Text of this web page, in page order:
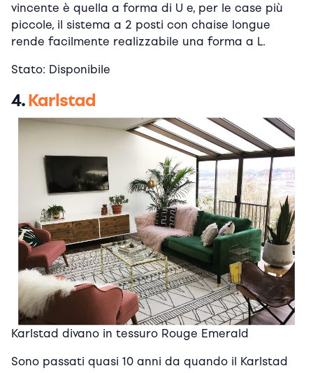
vincente è quella a forma di U e, per le case più
piccole, il sistema a 2 posti con chaise longue
rende facilmente realizzabile una forma a L.
Stato: Disponibile
4.Karlstad
Karlstad divano in tessuro Rouge Emerald
Sono passati quasi 10 anni da quando il Karlstad